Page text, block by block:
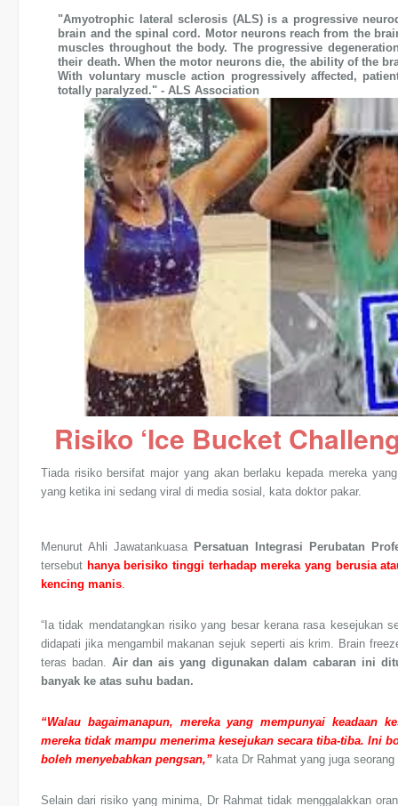
"Amyotrophic lateral sclerosis (ALS) is a progressive
brain and the spinal cord. Motor neurons reach from the
muscles throughout the body. The progressive
their death. When the motor neurons die, the ability of the
With voluntary muscle action progressively affected,
totally paralyzed." - ALS Association
Risiko ‘Ice Bucket
Tiada risiko bersifat major yang akan berlaku kepada mereka
yang ketika ini sedang viral di media sosial, kata doktor pakar.
Menurut Ahli Jawatankuasa Persatuan Integrasi Perubatan
tersebut hanya berisiko tinggi terhadap mereka yang berusia
kencing manis.
“Ia tidak mendatangkan risiko yang besar kerana rasa kesejukan
didapati jika mengambil makanan sejuk seperti ais krim. Brain
teras badan. Air dan ais yang digunakan dalam cabaran ini
banyak ke atas suhu badan.
“Walau bagaimanapun, mereka yang mempunyai keadaan
mereka tidak mampu menerima kesejukan secara tiba-tiba. Ini
boleh menyebabkan pengsan,” kata Dr Rahmat yang juga
Selain dari risiko yang minima, Dr Rahmat tidak menggalakkan